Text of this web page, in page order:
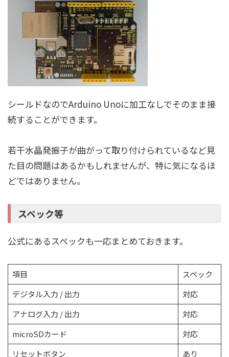
シールドなのでArduino Unoに加工なしでそのまま接
続することができます。
若干水晶発振子が曲がって取り付けられているなど見
た目の問題はあるかもしれませんが、特に気になるほ
どではありません。
スペック等
公式にあるスペックも一応まとめておきます。
項目
スペック
デジタル入力 / 出力
対応
アナログ入力 / 出力
対応
microSDカード
対応
リセットボタン
あり